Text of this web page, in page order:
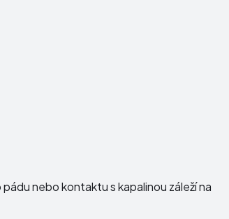
nebo kontaktu s kapalinou záleží na